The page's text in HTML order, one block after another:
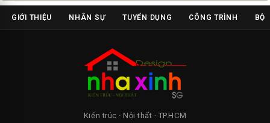
GIỚI THIỆU NHÂN SỰ TUYỂN DỤNG CÔNG TRÌNH BỘ
Kiến trúc · Nội thất · TP.HCM